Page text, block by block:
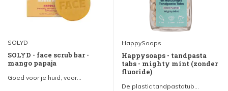
SOLYD
SOLYD - face scrub bar -
mango papaja
Goed voor je huid, voor...
HappySoaps
Happysoaps - tandpasta
tabs - mighty mint (zonder
fluoride)
De plastic tandpastatub...